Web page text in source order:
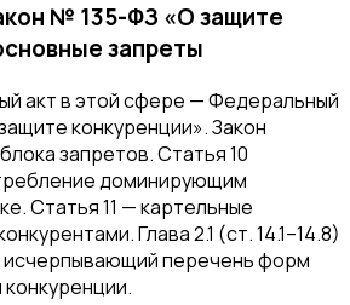
№ 135-ФЗ «О защите
запреты
акт в этой сфере — Федеральный
конкуренции». Закон
запретов. Статья 10
доминирующим
Статья 11 — картельные
Глава 2.1 (ст. 14.1–14.8)
перечень форм